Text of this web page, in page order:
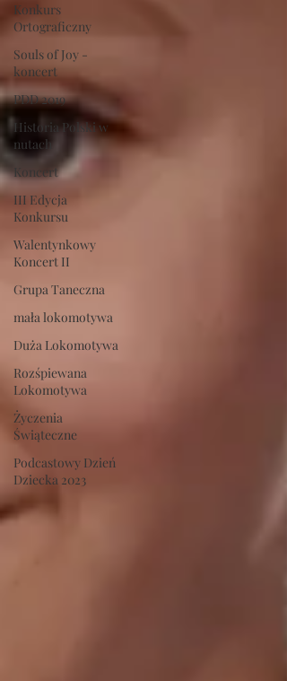
Konkurs
Ortograficzny
Souls of Joy -
koncert
PDD 2019
Historia Polski w
nutach
Koncert
III Edycja
Konkursu
Walentynkowy
Koncert II
Grupa Taneczna
mała lokomotywa
Duża Lokomotywa
Rozśpiewana
Lokomotywa
Życzenia
Świąteczne
Podcastowy Dzień
Dziecka 2023